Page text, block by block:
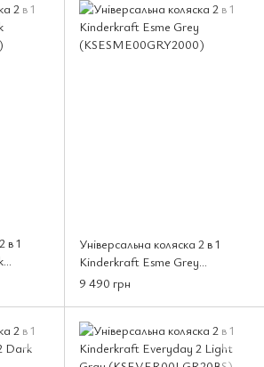
в 1
Універсальна коляска 2 в 1
Kinderkraft Esme Grey
(KSESME00GRY2000)
9 490 грн